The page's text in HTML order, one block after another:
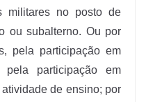
militares no posto de
ou subalterno. Ou por
pela participação em
pela participação em
de ensino; por